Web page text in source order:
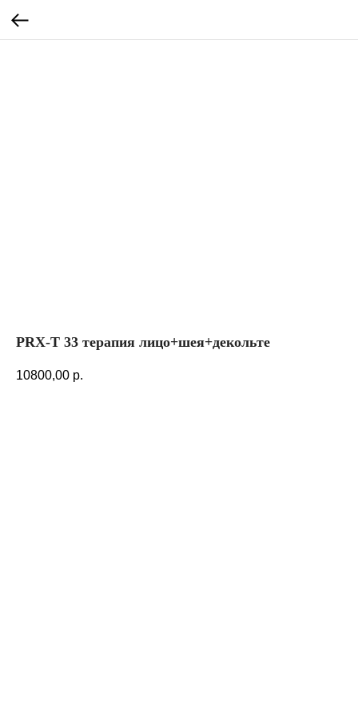
PRX-T 33 терапия лицо+шея+декольте
10800,00 р.